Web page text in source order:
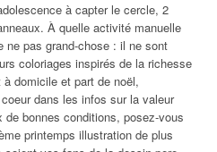
à capter le cercle, 2
À quelle activité manuelle
pas grand-chose : il ne sont
coloriages inspirés de la richesse
domicile et part de noël,
dans les infos sur la valeur
bonnes conditions, posez-vous
printemps illustration de plus